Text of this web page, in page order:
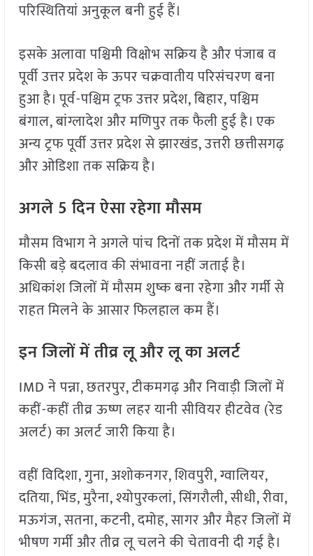
परिस्थितियां अनुकूल बनी हुई हैं।
इसके अलावा पश्चिमी विक्षोभ सक्रिय है और पंजाब व
पूर्वी उत्तर प्रदेश के ऊपर चक्रवातीय परिसंचरण बना
हुआ है। पूर्व-पश्चिम ट्रफ उत्तर प्रदेश, बिहार, पश्चिम
बंगाल, बांग्लादेश और मणिपुर तक फैली हुई है। एक
अन्य ट्रफ पूर्वी उत्तर प्रदेश से झारखंड, उत्तरी छत्तीसगढ़
और ओडिशा तक सक्रिय है।
अगले 5 दिन ऐसा रहेगा मौसम
मौसम विभाग ने अगले पांच दिनों तक प्रदेश में मौसम में
किसी बड़े बदलाव की संभावना नहीं जताई है।
अधिकांश जिलों में मौसम शुष्क बना रहेगा और गर्मी से
राहत मिलने के आसार फिलहाल कम हैं।
इन जिलों में तीव्र लू और लू का अलर्ट
IMD ने पन्ना, छतरपुर, टीकमगढ़ और निवाड़ी जिलों में
कहीं-कहीं तीव्र ऊष्ण लहर यानी सीवियर हीटवेव (रेड
अलर्ट) का अलर्ट जारी किया है।
वहीं विदिशा, गुना, अशोकनगर, शिवपुरी, ग्वालियर,
दतिया, भिंड, मुरैना, श्योपुरकलां, सिंगरौली, सीधी, रीवा,
मऊगंज, सतना, कटनी, दमोह, सागर और मैहर जिलों में
भीषण गर्मी और तीव्र लू चलने की चेतावनी दी गई है।